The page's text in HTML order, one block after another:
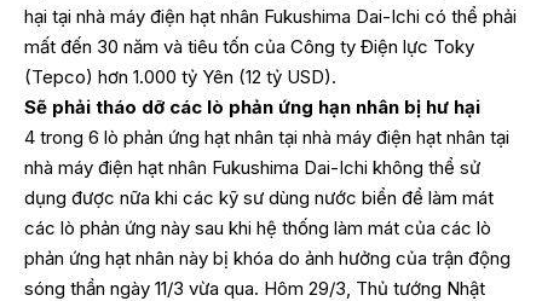
hại tại nhà máy điện hạt nhân Fukushima Dai-Ichi có thể phải
mất đến 30 năm và tiêu tốn của Công ty Điện lực Toky
(Tepco) hơn 1.000 tỷ Yên (12 tỷ USD).
Sẽ phải tháo dỡ các lò phản ứng hạn nhân bị hư hại
4 trong 6 lò phản ứng hạt nhân tại nhà máy điện hạt nhân tại
nhà máy điện hạt nhân Fukushima Dai-Ichi không thể sử
dụng được nữa khi các kỹ sư dùng nước biển để làm mát
các lò phản ứng này sau khi hệ thống làm mát của các lò
phản ứng hạt nhân này bị khóa do ảnh hưởng của trận động
sóng thần ngày 11/3 vừa qua. Hôm 29/3, Thủ tướng Nhật